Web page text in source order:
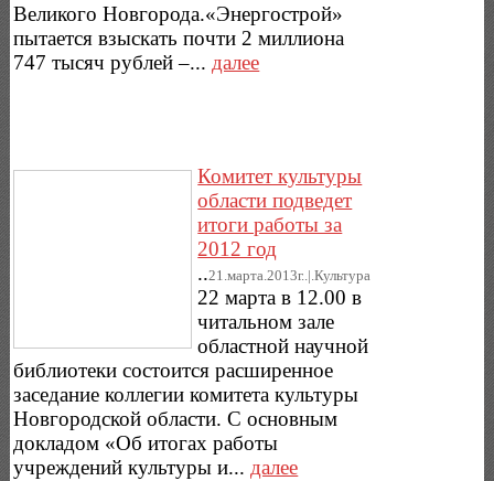
Великого Новгорода.«Энергострой»
пытается взыскать почти 2 миллиона
747 тысяч рублей –... далее
Комитет культуры
области подведет
итоги работы за
2012 год
..21.марта.2013г..|.Культура
22 марта в 12.00 в
читальном зале
областной научной
библиотеки состоится расширенное
заседание коллегии комитета культуры
Новгородской области. С основным
докладом «Об итогах работы
учреждений культуры и...далее